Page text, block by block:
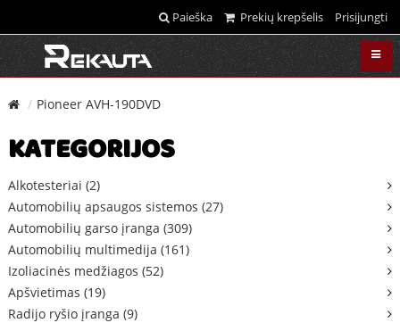
Paieška Prekių krepšelis Prisijungti
Pioneer AVH-190DVD
KATEGORIJOS
Alkotesteriai (2)
Automobilių apsaugos sistemos (27)
Automobilių garso įranga (309)
Automobilių multimedija (161)
Izoliacinės medžiagos (52)
Apšvietimas (19)
Radijo ryšio įranga (9)